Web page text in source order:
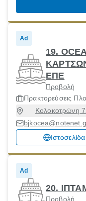
Ad
19.
ΕΠΕ
Προβολή
Πρακτορεύσεις
Κολοκοτρώνη
Ιστοσελίδα
Ad
20.
Προβολή